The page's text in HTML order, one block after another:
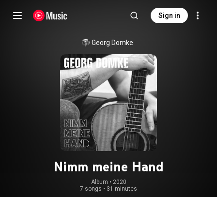
Sign in
Georg Domke
Nimm meine Hand
Album • 2020
7 songs • 31 minutes